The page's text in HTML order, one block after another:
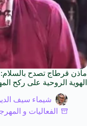
مآذن قرطاج تصدح
الهوية الروحية على ركح
شيماء سيف
الفعاليات و